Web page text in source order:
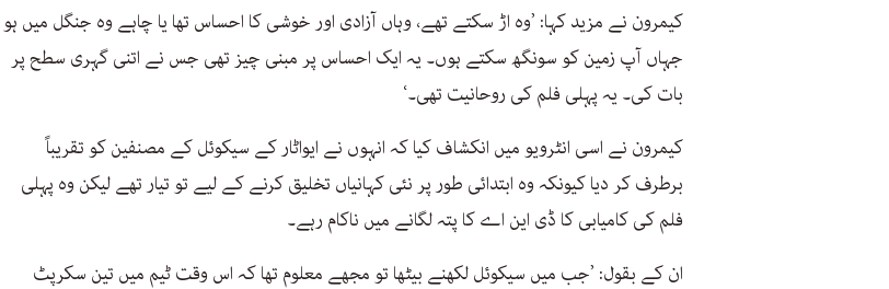
کیمرون نے مزید کہا: ’وہ اڑ سکتے تھے، وہاں آزادی اور خوشی کا احساس تھا یا چاہے وہ جنگل میں ہو
جہاں آپ زمین کو سونگھ سکتے ہوں۔ یہ ایک احساس پر مبنی چیز تھی جس نے اتنی گہری سطح پر
بات کی۔ یہ پہلی فلم کی روحانیت تھی۔‘
کیمرون نے اسی انٹرویو میں انکشاف کیا کہ انہوں نے ایواٹار کے سیکوئل کے مصنفین کو تقریباً
برطرف کر دیا کیونکہ وہ ابتدائی طور پر نئی کہانیاں تخلیق کرنے کے لیے تو تیار تھے لیکن وہ پہلی
فلم کی کامیابی کا ڈی این اے کا پتہ لگانے میں ناکام رہے۔
ان کے بقول: ’جب میں سیکوئل لکھنے بیٹھا تو مجھے معلوم تھا کہ اس وقت ٹیم میں تین سکرپٹ